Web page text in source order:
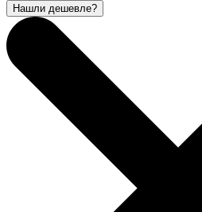
Нашли дешевле?